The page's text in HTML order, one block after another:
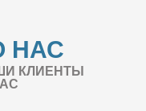
НАС
КЛИЕНТЫ